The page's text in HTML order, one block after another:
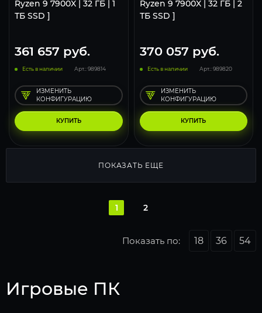
Ryzen 9 7900X | 32 ГБ | 1
ТБ SSD ]
361 657 руб.
Есть в наличии Арт.: 989814
КУПИТЬ
ИЗМЕНИТЬ
КОНФИГУРАЦИЮ
Ryzen 9 7900X | 32 ГБ | 2
ТБ SSD ]
370 057 руб.
Есть в наличии Арт.: 989820
КУПИТЬ
ИЗМЕНИТЬ
КОНФИГУРАЦИЮ
ПОКАЗАТЬ ЕЩЕ
1 2
Показать по: 18 36 54
Игровые ПК